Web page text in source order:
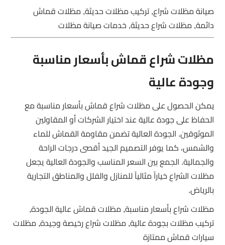
صيانة مظلات شراع, تركيب مظلات حديثة, مظلات قماش
دائمة, مظلات شراع حديثة, خدمات صيانة مظلات
مظلات شراع قماش بأسعار مناسبة
وجودة عالية
يمكن الحصول على مظلات شراع قماش بأسعار مناسبة مع
الحفاظ على جودة عالية عند اختيار الشركات أو المقاولين
الموثوقين. الجودة العالية تضمن مقاومة القماش للماء
والشمس، كما يوفر التصميم الجيد أقصى درجات الراحة
والجمالية. الجمع بين السعر المناسب والجودة العالية يجعل
مظلات الشراع خياراً مثالياً للمنازل والفلل والمناطق التجارية
بالرياض.
مظلات شراع بأسعار مناسبة, مظلات قماش عالية الجودة,
تركيب مظلات بجودة عالية, مظلات شراع رخيصة وجيدة, مظلات
سيارات قماش ممتازة